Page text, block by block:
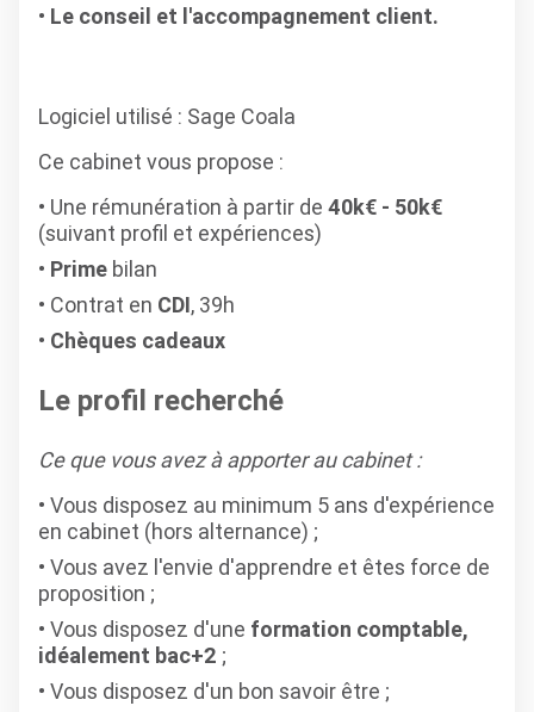
Le conseil et l'accompagnement client.
Logiciel utilisé : Sage Coala
Ce cabinet vous propose :
Une rémunération à partir de 40k€ - 50k€
(suivant profil et expériences)
Prime bilan
Contrat en CDI, 39h
Chèques cadeaux
Le profil recherché
Ce que vous avez à apporter au cabinet :
Vous disposez au minimum 5 ans d'expérience
en cabinet (hors alternance) ;
Vous avez l'envie d'apprendre et êtes force de
proposition ;
Vous disposez d'une formation comptable,
idéalement bac+2 ;
Vous disposez d'un bon savoir être ;